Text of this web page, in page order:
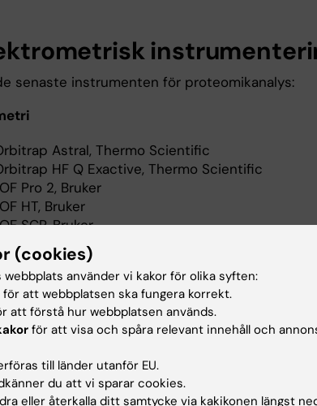
senaste instrumenten för proteomikanalys:
Astral, Thermo Scientific
HF Q Exactive, Thermo Scientific
Pro 2, Bruker
HT, Bruker
SCP, Bruker
480, Thermo Scientific
Offline UPLC, Waters
Resolution Isoelectric Focusing)
(nanoUPLC/HPLC/FPLC)
(cookies)
använder vi kakor för olika syften:
för att webbplatsen ska fungera korrekt.
att förstå hur webbplatsen används.
för att visa och spåra relevant innehåll och
till länder utanför EU.
du att vi sparar cookies.
eller återkalla ditt samtycke via kakikonen längst